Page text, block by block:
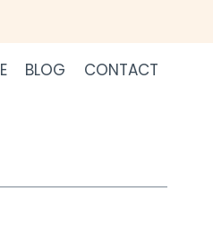
BLOG CONTACT